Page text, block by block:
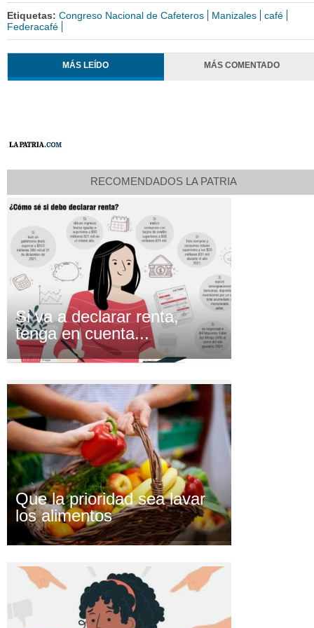
Etiquetas: Congreso Nacional de Cafeteros Manizales
café
Federacafé
MÁS LEÍDO MÁS COMENTADO
RECOMENDADOS LA PATRIA
Si va a declarar renta,
tenga en cuenta...
Que la prioridad sea lavar
los alimentos